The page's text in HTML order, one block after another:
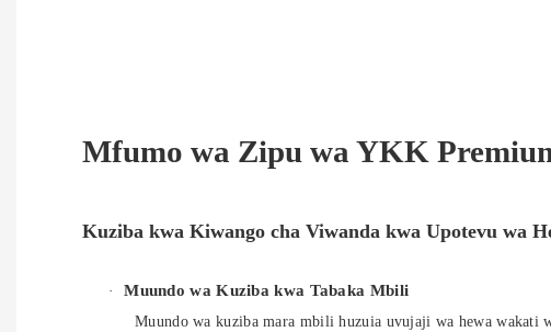
Mfumo wa Zipu wa YKK
Kuziba kwa Kiwango cha Viwanda kwa Upotevu wa
· Muundo wa Kuziba kwa Tabaka Mbili
Muundo wa kuziba mara mbili huzuia uvujaji wa hewa wakati